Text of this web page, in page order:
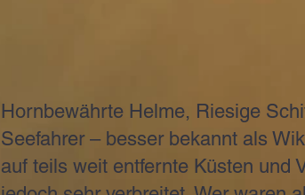
Hornbewährte Helme, Riesige
Seefahrer – besser bekannt als
auf teils weit entfernte Küsten und